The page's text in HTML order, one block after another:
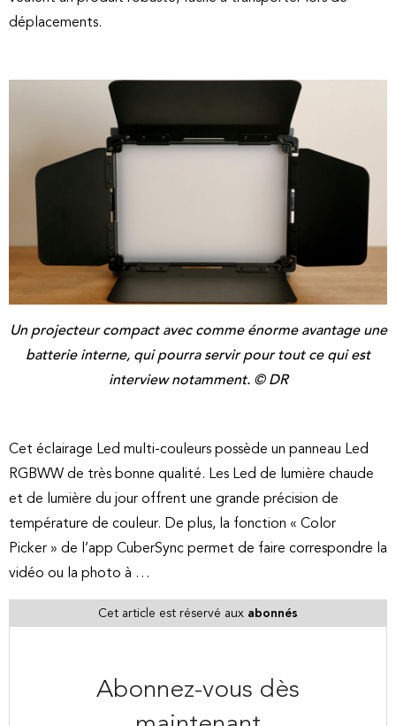
déplacements.
Un projecteur compact avec comme énorme avantage une
batterie interne, qui pourra servir pour tout ce qui est
interview notamment. © DR
Cet éclairage Led multi-couleurs possède un panneau Led
RGBWW de très bonne qualité. Les Led de lumière chaude
et de lumière du jour offrent une grande précision de
température de couleur. De plus, la fonction « Color
Picker » de l’app CuberSync permet de faire correspondre la
vidéo ou la photo à …
Cet article est réservé aux abonnés
Abonnez-vous dès